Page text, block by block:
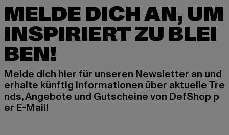
MELDE DICH AN, UM
INSPIRIERT ZU BLEI
BEN!
Melde dich hier für unseren Newsletter an und
erhalte künftig Informationen über aktuelle Tre
nds, Angebote und Gutscheine von DefShop p
er E-Mail!